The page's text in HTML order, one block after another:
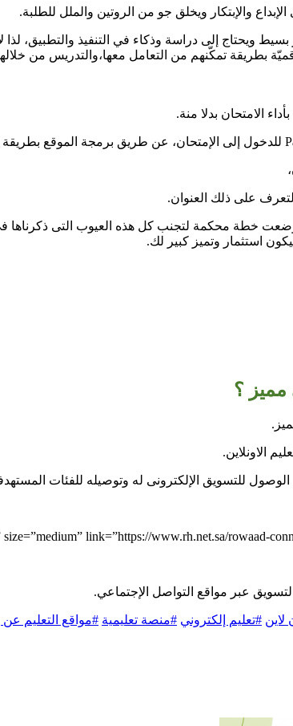
والإبتكار ويخلق جو من الروتين والملل للطلبة.
ويحتاج إلى دراسة وذكاء في التنفيذ والتطبيق،
بطريقة تمكّنهم من التعامل معها،والتدريس من
الامتحان بدلا منة.
وضعت خطة محكمة لتجنب كل هذه العيوب التى
استثمار وتميز كبير لك.
مميز ؟
الاونلاين.
للتسويق الإلكترونى له وتوصيله للفئات
عبر مواقع التواصل الإجتماعي.
لاين #تعليم إلكتروني #منصة تعليمية #مواقع التعليم عن